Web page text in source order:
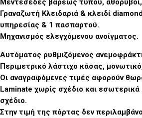
Μεντεσέδες βαρέως τύπου, αθόρυβοι,
Γραναζωτή Κλειδαριά & κλειδί
υπηρεσίας & 1 πασπαρτού.
Μηχανισμός ελεγχόμενου ανοίγματος.
Αυτόματος ρυθμιζόμενος
Περιμετρικό λάστιχο κάσας,
Οι αναγραφόμενες τιμές αφορούν
Laminate χωρίς σχέδιο και
σχέδιο.
Στην τιμή της πόρτας δεν